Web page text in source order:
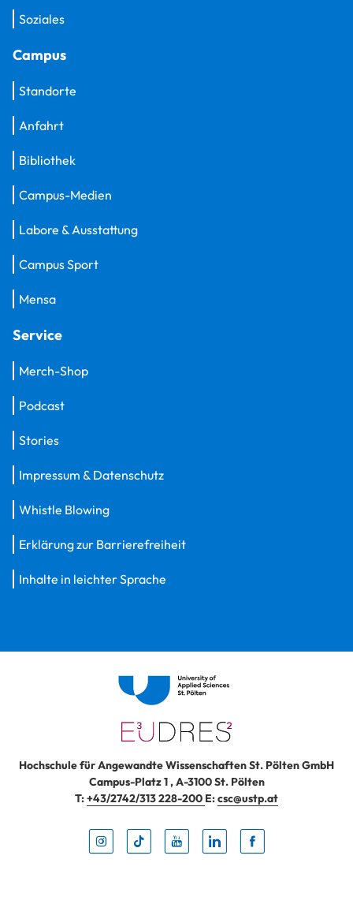
Soziales
Campus
Standorte
Anfahrt
Bibliothek
Campus-Medien
Labore & Ausstattung
Campus Sport
Mensa
Service
Merch-Shop
Podcast
Stories
Impressum & Datenschutz
Whistle Blowing
Erklärung zur Barrierefreiheit
Inhalte in leichter Sprache
Hochschule für Angewandte Wissenschaften St. Pölten GmbH
Campus-Platz 1,A-3100St. Pölten
T:+43/2742/313 228-200 E:csc@ustp.at